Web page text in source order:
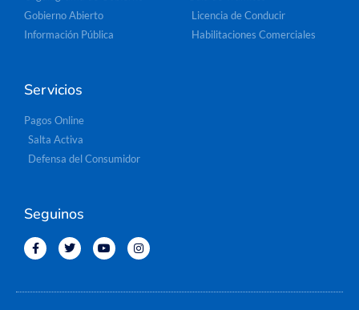
Gobierno Abierto
Información Pública
Licencia de Conducir
Habilitaciones Comerciales
Servicios
Pagos Online
Salta Activa
Defensa del Consumidor
Seguinos